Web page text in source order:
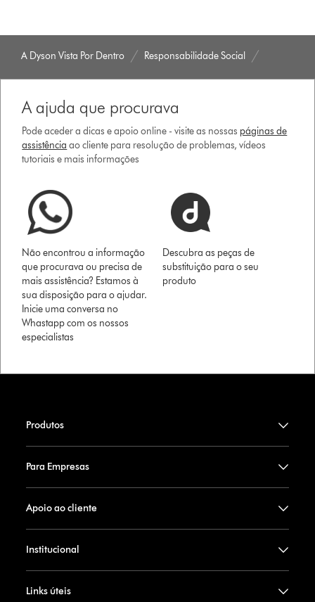
A Dyson Vista Por Dentro Responsabilidade Social
A ajuda que procurava
Pode aceder a dicas e apoio online - visite as nossas páginas de
assistência ao cliente para resolução de problemas, vídeos
tutoriais e mais informações
Não encontrou a informação
que procurava ou precisa de
mais assistência? Estamos à
sua disposição para o ajudar.
Inicie uma conversa no
Whastapp com os nossos
especialistas
Descubra as peças de
substituição para o seu
produto
Produtos
Para Empresas
Apoio ao cliente
Institucional
Links úteis